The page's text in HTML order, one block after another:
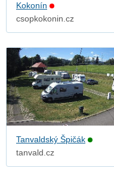
Kokonín
csopkokonin.cz
Tanvaldský Špičák
tanvald.cz